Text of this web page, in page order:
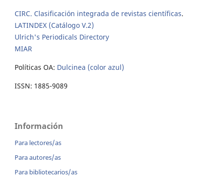
CIRC. Clasificación integrada de revistas científicas.
LATINDEX (Catálogo V.2)
Ulrich's Periodicals Directory
MIAR
Políticas OA: Dulcinea (color azul)
ISSN: 1885-9089
Información
Para lectores/as
Para autores/as
Para bibliotecarios/as